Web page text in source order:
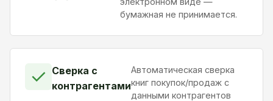
бумажная не принимается.
✓ Сверка с
контрагентами
Автоматическая сверка
книг покупок/продаж с
данными контрагентов